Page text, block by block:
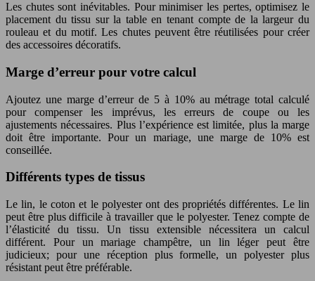
Les chutes sont inévitables. Pour minimiser les pertes, optimisez le
placement du tissu sur la table en tenant compte de la largeur du
rouleau et du motif. Les chutes peuvent être réutilisées pour créer
des accessoires décoratifs.
Marge d’erreur pour votre calcul
Ajoutez une marge d’erreur de 5 à 10% au métrage total calculé
pour compenser les imprévus, les erreurs de coupe ou les
ajustements nécessaires. Plus l’expérience est limitée, plus la marge
doit être importante. Pour un mariage, une marge de 10% est
conseillée.
Différents types de tissus
Le lin, le coton et le polyester ont des propriétés différentes. Le lin
peut être plus difficile à travailler que le polyester. Tenez compte de
l’élasticité du tissu. Un tissu extensible nécessitera un calcul
différent. Pour un mariage champêtre, un lin léger peut être
judicieux; pour une réception plus formelle, un polyester plus
résistant peut être préférable.